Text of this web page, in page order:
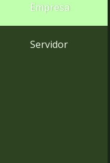
Empresa
Servidor